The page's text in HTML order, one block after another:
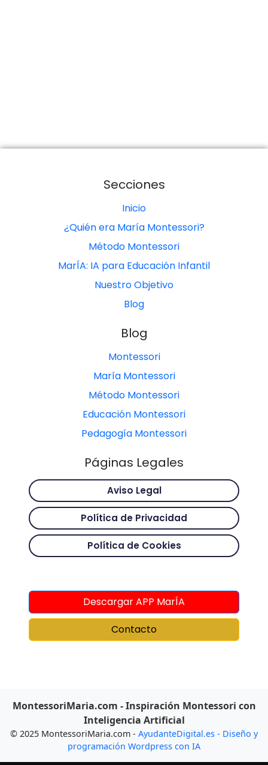
Secciones
Inicio
¿Quién era María Montessori?
Método Montessori
MarÍA: IA para Educación Infantil
Nuestro Objetivo
Blog
Blog
Montessori
María Montessori
Método Montessori
Educación Montessori
Pedagogía Montessori
Páginas Legales
Aviso Legal
Política de Privacidad
Política de Cookies
Descargar APP MarÍA
Contacto
MontessoriMaria.com - Inspiración Montessori con
Inteligencia Artificial
© 2025 MontessoriMaria.com - AyudanteDigital.es - Diseño y
programación Wordpress con IA